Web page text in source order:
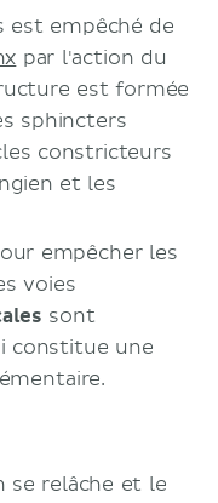
est empêché de
par l'action du
est formée
sphincters
constricteurs
et les
empêcher les
voies
sont
constitue une
se relâche et le